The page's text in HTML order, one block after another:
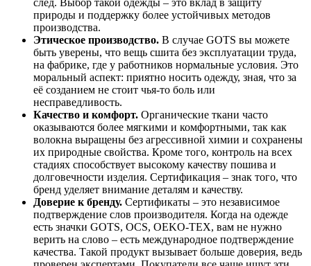
след. Выбор такой одежды – это вклад в защиту
природы и поддержку более устойчивых методов
производства.
Этическое производство. В случае GOTS вы можете
быть уверены, что вещь сшита без эксплуатации труда,
на фабрике, где у работников нормальные условия. Это
моральный аспект: приятно носить одежду, зная, что за
её созданием не стоит чья-то боль или
несправедливость.
Качество и комфорт. Органические ткани часто
оказываются более мягкими и комфортными, так как
волокна выращены без агрессивной химии и сохранены
их природные свойства. Кроме того, контроль на всех
стадиях способствует высокому качеству пошива и
долговечности изделия. Сертификация – знак того, что
бренд уделяет внимание деталям и качеству.
Доверие к бренду. Сертификаты – это независимое
подтверждение слов производителя. Когда на одежде
есть значки GOTS, OCS, OEKO-TEX, вам не нужно
верить на слово – есть международное подтверждение
качества. Такой продукт вызывает больше доверия, ведь